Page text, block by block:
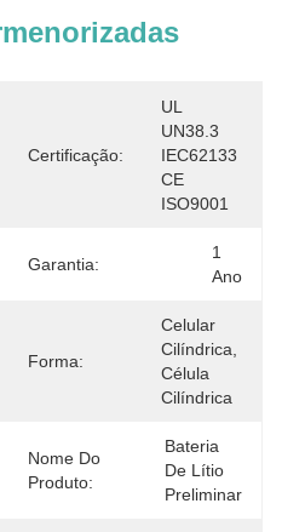
Certificação:
UL
UN38.3
IEC62133
CE
ISO9001
Garantia:
1
Ano
Forma:
Celular
Cilíndrica,
Célula
Cilíndrica
Nome Do
Produto:
Bateria
De Lítio
Preliminar